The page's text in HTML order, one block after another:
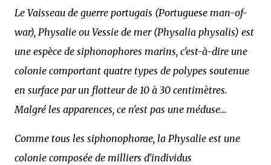
Le Vaisseau de guerre portugais (Portuguese man-of-
war), Physalie ou Vessie de mer (Physalia physalis) est
une espèce de siphonophores marins, c'est-à-dire une
colonie comportant quatre types de polypes soutenue
en surface par un flotteur de 10 à 30 centimètres.
Malgré les apparences, ce n'est pas une méduse…
Comme tous les siphonophorae, la Physalie est une
colonie composée de milliers d'individus